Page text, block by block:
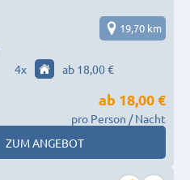
19,70 km
4x ab 18,00 €
ab 18,00 €
pro Person / Nacht
ZUM ANGEBOT